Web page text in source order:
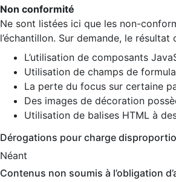
Non conformité
Ne sont listées ici que les non-
l’échantillon. Sur demande, le
L’utilisation de composants
Utilisation de champs de
La perte du focus sur certaine
Des images de décoration
Utilisation de balises HTML à
Dérogations pour charge
Néant
Contenus non soumis à l’obligation